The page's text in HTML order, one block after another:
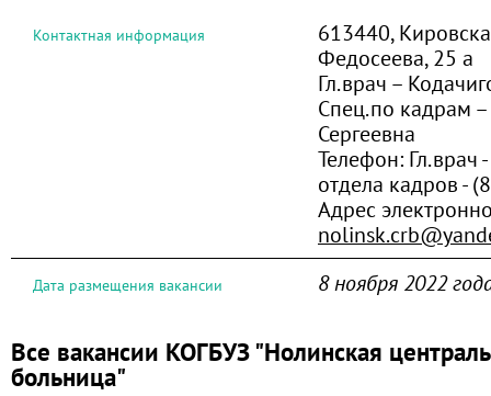
Контактная информация
613440,
Федосеева, 25 а
Гл.врач –
Спец.по кадрам
Сергеевна
Телефон: Гл.врач
отдела кадров -
Адрес
Дата размещения вакансии 8 ноября 2022
Все вакансии КОГБУЗ "Нолинская
больница"